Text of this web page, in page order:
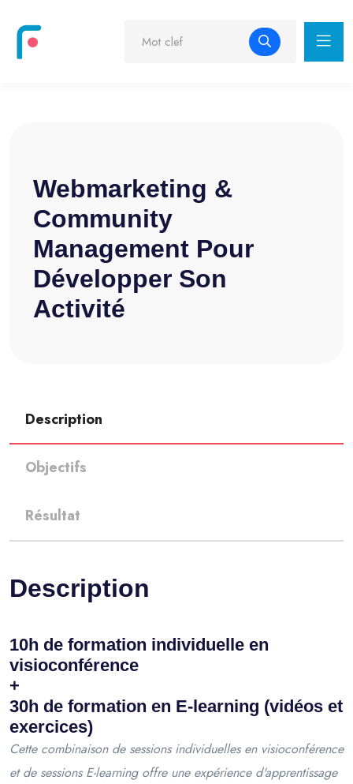
Webmarketing &
Community
Management Pour
Développer Son
Activité
Description
Objectifs
Résultat
Description
10h de formation individuelle en
visioconférence
+
30h de formation en E-learning (vidéos et
exercices)
Cette combinaison de sessions individuelles en visioconférence
et de sessions E-learning offre une expérience d'apprentissage